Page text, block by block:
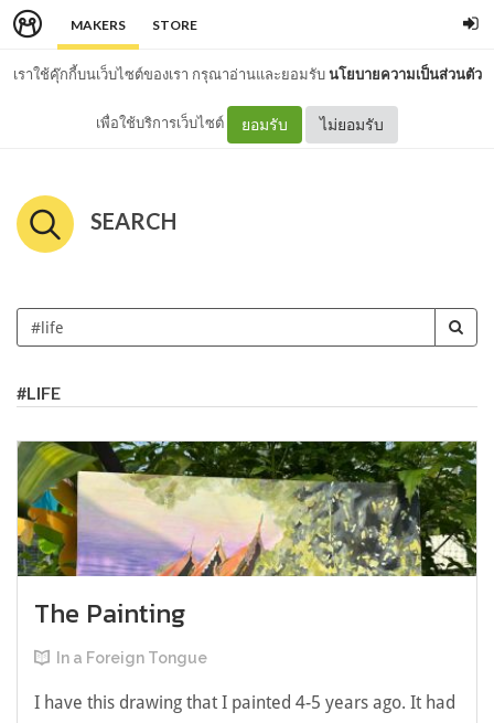
MAKERS STORE
เราใช้คุ๊กกี้บนเว็บไซต์ของเรา กรุณาอ่านและยอมรับนโยบายความเป็นส่วนตัว
เพื่อใช้บริการเว็บไซต์ ยอมรับ ไม่ยอมรับ
SEARCH
#LIFE
The Painting
In a Foreign Tongue
I have this drawing that I painted 4-5 years ago. It had